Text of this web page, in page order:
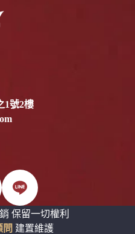
1號2樓
保留一切權利
問 建置維護